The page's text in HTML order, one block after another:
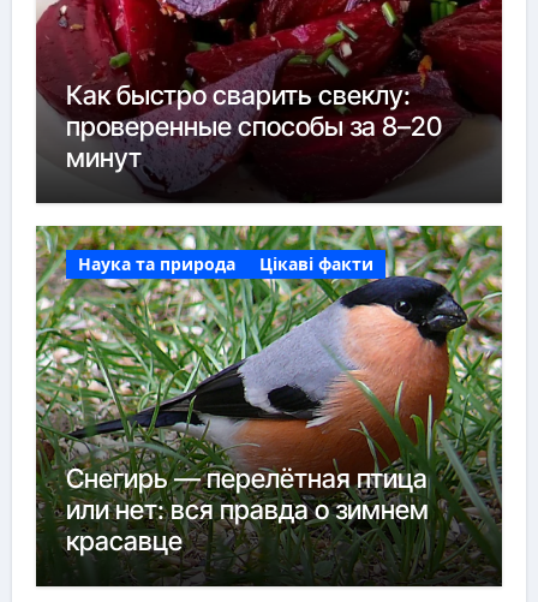
Как быстро сварить свеклу:
проверенные способы за 8–20
минут
Наука та природа Цікаві факти
Снегирь — перелётная птица
или нет: вся правда о зимнем
красавце